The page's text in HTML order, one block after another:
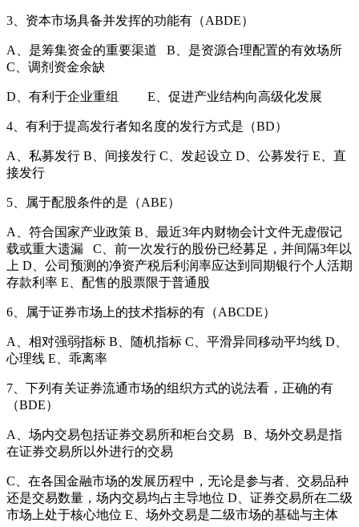
3、资本市场具备并发挥的功能有（ABDE）
A、是筹集资金的重要渠道 B、是资源合理配置的有效场所
C、调剂资金余缺
D、有利于企业重组 E、促进产业结构向高级化发展
4、有利于提高发行者知名度的发行方式是（BD）
A、私募发行 B、间接发行 C、发起设立 D、公募发行 E、直
接发行
5、属于配股条件的是（ABE）
A、符合国家产业政策 B、最近3年内财物会计文件无虚假记
载或重大遗漏 C、前一次发行的股份已经募足，并间隔3年以
上 D、公司预测的净资产税后利润率应达到同期银行个人活期
存款利率 E、配售的股票限于普通股
6、属于证券市场上的技术指标的有（ABCDE）
A、相对强弱指标 B、随机指标 C、平滑异同移动平均线 D、
心理线 E、乖离率
7、下列有关证券流通市场的组织方式的说法看，正确的有
（BDE）
A、场内交易包括证券交易所和柜台交易 B、场外交易是指
在证券交易所以外进行的交易
C、在各国金融市场的发展历程中，无论是参与者、交易品种
还是交易数量，场内交易均占主导地位 D、证券交易所在二级
市场上处于核心地位 E、场外交易是二级市场的基础与主体